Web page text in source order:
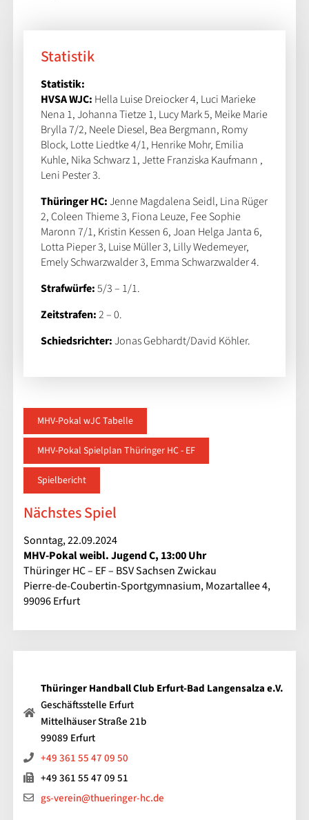
Statistik
Statistik:
HVSA WJC: Hella Luise Dreiocker 4, Luci Marieke
Nena 1, Johanna Tietze 1, Lucy Mark 5, Meike Marie
Brylla 7/2, Neele Diesel, Bea Bergmann, Romy
Block, Lotte Liedtke 4/1, Henrike Mohr, Emilia
Kuhle, Nika Schwarz 1, Jette Franziska Kaufmann ,
Leni Pester 3.
Thüringer HC:Jenne Magdalena Seidl, Lina Rüger
2, Coleen Thieme 3, Fiona Leuze, Fee Sophie
Maronn 7/1, Kristin Kessen 6, Joan Helga Janta 6,
Lotta Pieper 3, Luise Müller 3, Lilly Wedemeyer,
Emely Schwarzwalder 3, Emma Schwarzwalder 4.
Strafwürfe:5/3 – 1/1.
Zeitstrafen:2 – 0.
Schiedsrichter:Jonas Gebhardt/David Köhler.
MHV-Pokal wJC Tabelle
MHV-Pokal Spielplan Thüringer HC - EF
Spielbericht
Nächstes Spiel
Sonntag, 22.09.2024
MHV-Pokal weibl. Jugend C, 13:00 Uhr
Thüringer HC – EF – BSV Sachsen Zwickau
Pierre-de-Coubertin-Sportgymnasium, Mozartallee 4,
99096 Erfurt
Thüringer Handball Club Erfurt-Bad Langensalza e.V.
Geschäftsstelle Erfurt
Mittelhäuser Straße 21b
99089 Erfurt
+49 361 55 47 09 50
+49 361 55 47 09 51
gs-verein@thueringer-hc.de